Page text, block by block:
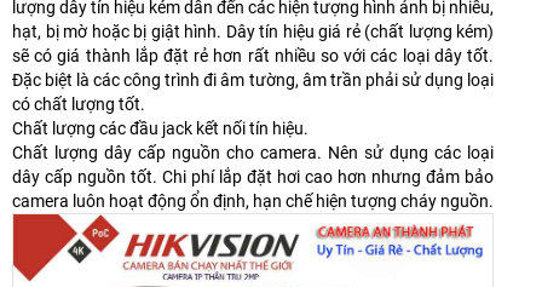
lượng dây tín hiệu kém dẫn đến các hiện tượng hình ảnh bị nhiễu,
hạt, bị mờ hoặc bị giật hình. Dây tín hiệu giá rẻ (chất lượng kém)
sẽ có giá thành lắp đặt rẻ hơn rất nhiều so với các loại dây tốt.
Đặc biệt là các công trình đi âm tường, âm trần phải sử dụng loại
có chất lượng tốt.
Chất lượng các đầu jack kết nối tín hiệu.
Chất lượng dây cấp nguồn cho camera. Nên sử dụng các loại
dây cấp nguồn tốt. Chi phí lắp đặt hơi cao hơn nhưng đảm bảo
camera luôn hoạt động ổn định, hạn chế hiện tượng cháy nguồn.